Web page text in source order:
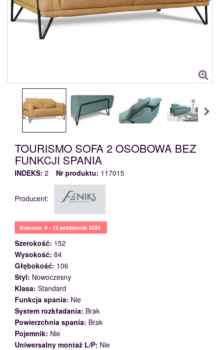
TOURISMO SOFA 2 OSOBOWA BEZ
FUNKCJI SPANIA
INDEKS: 2 Nr produktu: 117015
Producent:
Dostawa: 6 - 13 październik 2026
Szerokość: 152
Wysokość: 84
Głębokość: 106
Styl: Nowoczesny
Klasa: Standard
Funkcja spania: Nie
System rozkładania: Brak
Powierzchnia spania: Brak
Pojemnik: Nie
Uniwersalny montaż L/P: Nie